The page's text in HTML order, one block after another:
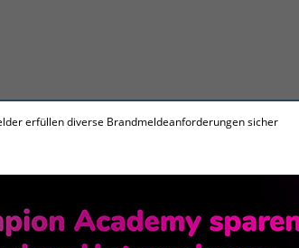
erfüllen diverse Brandmeldeanforderungen sicher